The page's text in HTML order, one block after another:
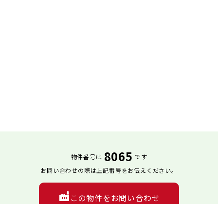
物件番号は 8065 です
お問い合わせの際は上記番号をお伝えください。
この物件をお問い合わせ